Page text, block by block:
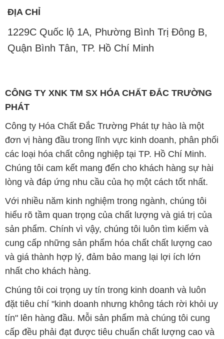
ĐỊA CHỈ
1229C Quốc lộ 1A, Phường Bình Trị Đông B,
Quận Bình Tân, TP. Hồ Chí Minh
CÔNG TY XNK TM SX HÓA CHẤT ĐẮC TRƯỜNG
PHÁT
Công ty Hóa Chất Đắc Trường Phát tự hào là một
đơn vị hàng đầu trong lĩnh vực kinh doanh, phân phối
các loại hóa chất công nghiệp tại TP. Hồ Chí Minh.
Chúng tôi cam kết mang đến cho khách hàng sự hài
lòng và đáp ứng nhu cầu của họ một cách tốt nhất.
Với nhiều năm kinh nghiệm trong ngành, chúng tôi
hiểu rõ tầm quan trọng của chất lượng và giá trị của
sản phẩm. Chính vì vậy, chúng tôi luôn tìm kiếm và
cung cấp những sản phẩm hóa chất chất lượng cao
và giá thành hợp lý, đảm bảo mang lại lợi ích lớn
nhất cho khách hàng.
Chúng tôi coi trọng uy tín trong kinh doanh và luôn
đặt tiêu chí "kinh doanh nhưng không tách rời khỏi uy
tín" lên hàng đầu. Mỗi sản phẩm mà chúng tôi cung
cấp đều phải đạt được tiêu chuẩn chất lượng cao và